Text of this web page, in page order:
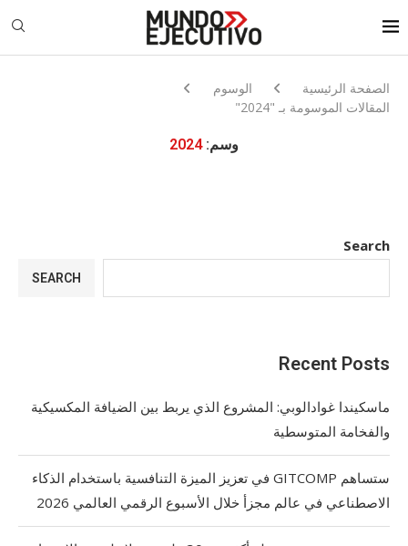
الصفحة الرئيسية
الوسوم
المقالات الموسومة بـ "2024"
وسم:2024
Search
SEARCH
Recent Posts
ماسكيندا غوادالوبي: المشروع الذي يربط بين الضيافة المكسيكية
والفخامة المتوسطية
ستساهم GITCOMP في تعزيز الميزة التنافسية باستخدام الذكاء
الاصطناعي في عالم مجزأ خلال الأسبوع الرقمي العالمي 2026